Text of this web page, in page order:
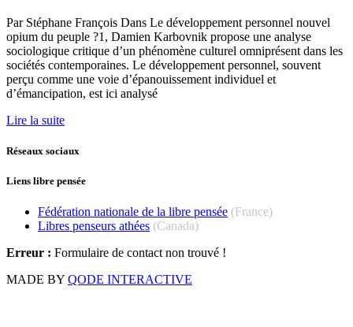
Par Stéphane François Dans Le développement personnel nouvel
opium du peuple ?1, Damien Karbovnik propose une analyse
sociologique critique d’un phénomène culturel omniprésent dans les
sociétés contemporaines. Le développement personnel, souvent
perçu comme une voie d’épanouissement individuel et
d’émancipation, est ici analysé
Lire la suite
Réseaux sociaux
Liens libre pensée
Fédération nationale de la libre pensée (France)
Libres penseurs athées (Canada)
Erreur : Formulaire de contact non trouvé !
MADE BY QODE INTERACTIVE